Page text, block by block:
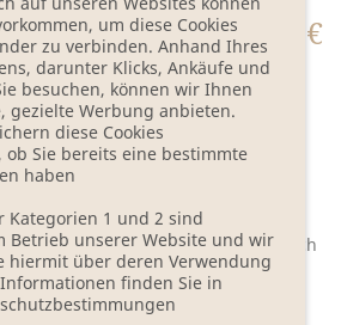
Gäste
Minuten
75 €
sanfte Pflegestoffe
ausgeglichenes Hautbild sorgen.
Ausreinigung, Pflegepackung,
und Augenpflege und auf Wunsch
035603-62519 oder per
um diese Cookies
zu verbinden. Anhand Ihres
darunter Klicks, Ankäufe und
besuchen, können wir Ihnen
gezielte Werbung anbieten.
diese Cookies
ob Sie bereits eine bestimmte
haben
Kategorien 1 und 2 sind
Betrieb unserer Website und wir
hiermit über deren Verwendung
finden Sie in